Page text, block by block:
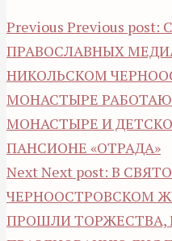
Previous Previous post:
ПРАВОСЛАВНЫХ
НИКОЛЬСКОМ
МОНАСТЫРЕ
МОНАСТЫРЕ И
ПАНСИОНЕ «ОТРАДА»
NextNext post: В
ЧЕРНООСТРОВСКОМ
ПРОШЛИ